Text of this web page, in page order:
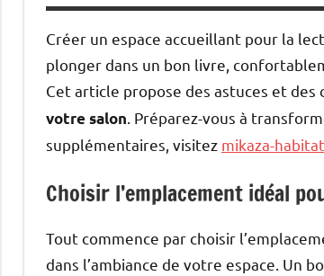
Créer un espace accueillant pour la
plonger dans un bon livre,
Cet article propose des astuces et des
votre salon . Préparez-vous à
supplémentaires, visitez mikaza-habitat
Choisir l’emplacement idéal
Tout commence par choisir
dans l’ambiance de votre espace. Un